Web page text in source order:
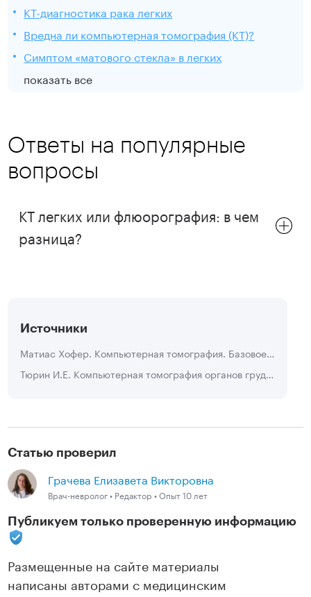
КТ-диагностика рака легких
Вредна ли компьютерная томография (КТ)?
Симптом «матового стекла» в легких
показать все
Ответы на популярные
вопросы
КТ легких или флюорография: в чем
разница?
Источники
Матиас Хофер. Компьютерная томография. Базовое руководство
Тюрин И.Е. Компьютерная томография органов грудной полости
Статью проверил
Грачева Елизавета Викторовна
Врач-невролог • Редактор • Опыт 10 лет
Публикуем только проверенную информацию
Размещенные на сайте материалы
написаны авторами с медицинским